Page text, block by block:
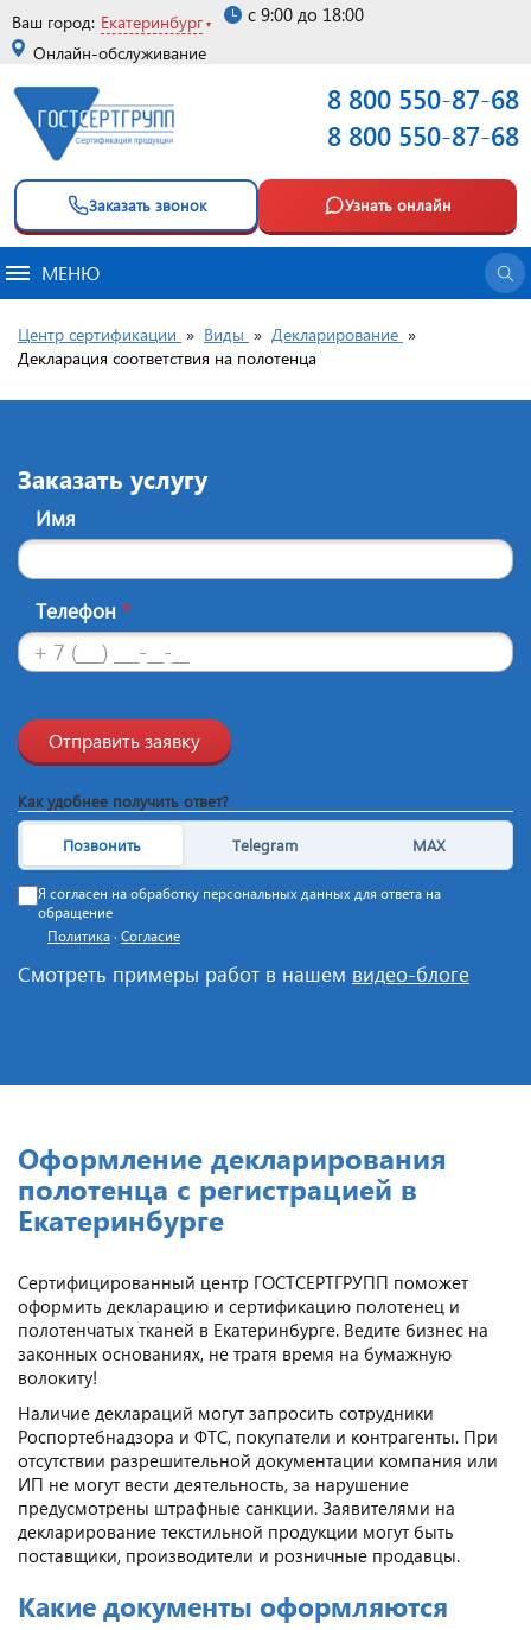
Ваш город: Екатеринбург
Онлайн-обслуживание
с 9:00 до 18:00
8 800 550-87-68
8 800 550-87-68
Заказать звонок Узнать онлайн
МЕНЮ
Центр сертификации » Виды » Декларирование »
Декларация соответствия на полотенца
Заказать услугу
Имя
Телефон *
Отправить заявку
Как удобнее получить ответ?
Позвонить Telegram MAX
Я согласен на обработку персональных данных для ответа на
обращение
Политика · Согласие
Смотреть примеры работ в нашем видео-блоге
Оформление декларирования
полотенца с регистрацией в
Екатеринбурге
Сертифицированный центр ГОСТСЕРТГРУПП поможет
оформить декларацию и сертификацию полотенец и
полотенчатых тканей в Екатеринбурге. Ведите бизнес на
законных основаниях, не тратя время на бумажную
волокиту!
Наличие деклараций могут запросить сотрудники
Роспортебнадзора и ФТС, покупатели и контрагенты. При
отсутствии разрешительной документации компания или
ИП не могут вести деятельность, за нарушение
предусмотрены штрафные санкции. Заявителями на
декларирование текстильной продукции могут быть
поставщики, производители и розничные продавцы.
Какие документы оформляются